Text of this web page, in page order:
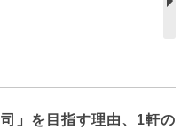
」を目指す理由、1軒の